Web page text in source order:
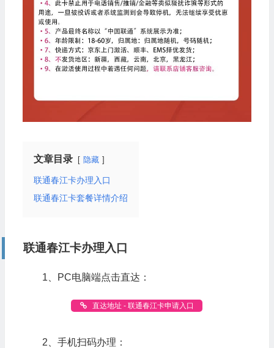
文章目录 隐藏
联通春江卡办理入口
联通春江卡套餐详情介绍
联通春江卡办理入口
1、PC电脑端点击直达：
直达地址 - 联通春江卡申请入口
2、手机扫码办理：